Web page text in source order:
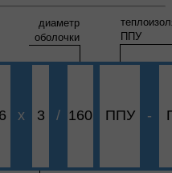
диаметр
оболочки
ППУ
х 3 / 160 ППУ -